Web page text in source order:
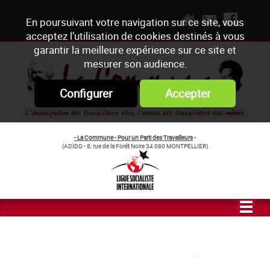
En poursuivant votre navigation sur ce site, vous
acceptez l’utilisation de cookies destinés à vous
garantir la meilleure expérience sur ce site et
mesurer son audience.
Configurer Accepter
- La Commune - Pour un Parti des Travailleurs-
(ADIDO - 8, rue de la Forêt Noire 34 080 MONTPELLIER)